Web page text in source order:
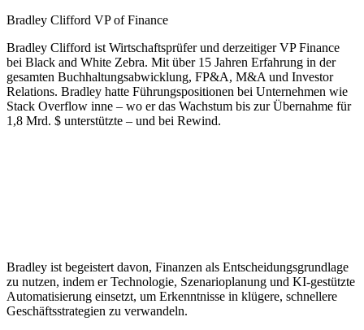
Bradley Clifford VP of Finance
Bradley Clifford ist Wirtschaftsprüfer und derzeitiger VP Finance
bei Black and White Zebra. Mit über 15 Jahren Erfahrung in der
gesamten Buchhaltungsabwicklung, FP&A, M&A und Investor
Relations. Bradley hatte Führungspositionen bei Unternehmen wie
Stack Overflow inne – wo er das Wachstum bis zur Übernahme für
1,8 Mrd. $ unterstützte – und bei Rewind.
Bradley ist begeistert davon, Finanzen als Entscheidungsgrundlage
zu nutzen, indem er Technologie, Szenarioplanung und KI-gestützte
Automatisierung einsetzt, um Erkenntnisse in klügere, schnellere
Geschäftsstrategien zu verwandeln.